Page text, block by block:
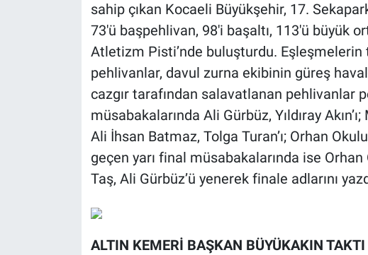
sahip çıkan Kocaeli Büyükşehir, 17.
73'ü başpehlivan, 98'i başaltı, 113'ü büyük
Atletizm Pisti’nde buluşturdu. Eşleşmelerin
pehlivanlar, davul zurna ekibinin güreş
cazgır tarafından salavatlanan pehlivanlar
müsabakalarında Ali Gürbüz, Yıldıray
Ali İhsan Batmaz, Tolga Turan’ı; Orhan
geçen yarı final müsabakalarında ise
Taş, Ali Gürbüz’ü yenerek finale adlarını
ALTIN KEMERİ BAŞKAN BÜYÜKAKIN TAKTI